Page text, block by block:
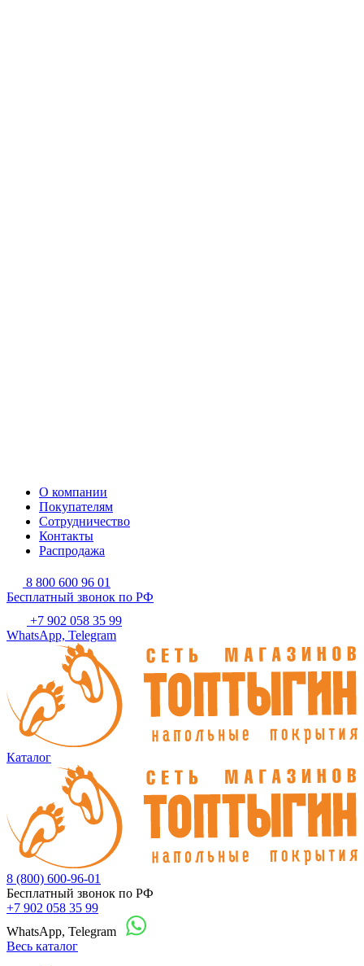
О компании
Покупателям
Сотрудничество
Контакты
Распродажа
8 800 600 96 01
Бесплатный звонок по РФ
+7 902 058 35 99
WhatsApp, Telegram
Каталог
8 (800) 600-96-01
Бесплатный звонок по РФ
+7 902 058 35 99
WhatsApp, Telegram
Весь каталог